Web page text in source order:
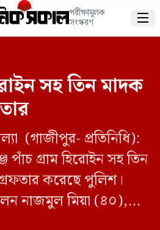
পরীক্ষামূলক
সংস্করণ 
সহ তিন মাদক
(গাজীপুর- প্রতিনিধি):
পাঁচ গ্রাম হিরোইন সহ তিন
করেছে পুলিশ।
নাজমুল মিয়া (৪০),